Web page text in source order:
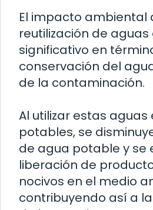
El impacto ambiental
reutilización de aguas
significativo en
conservación del
de la contaminación.
Al utilizar estas
potables, se
de agua potable y se
liberación de
nocivos en el medio
contribuyendo así a